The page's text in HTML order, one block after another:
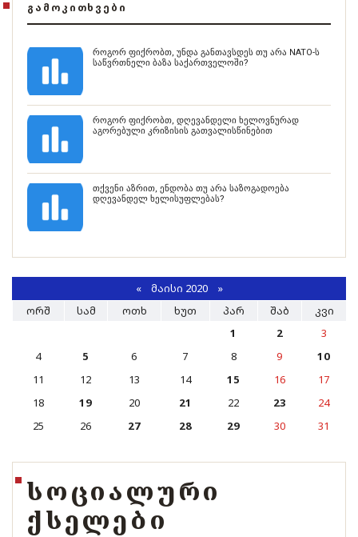
ᲒᲐᲛᲝᲙᲘᲗᲮᲕᲔᲑᲘ
როგორ ფიქრობთ, უნდა განთავსდეს თუ არა NATO-ს
საწვრთნელი ბაზა საქართველოში?
როგორ ფიქრობთ, დღევანდელი ხელოვნურად
აგორებული კრიზისის გათვალისწინებით
თქვენი აზრით, ენდობა თუ არა საზოგადოება
დღევანდელ ხელისუფლებას?
«ᲛᲐᲘᲡᲘ 2020 »
ᲝᲠᲨ
ᲡᲐᲛ ᲝᲗᲮ ᲮᲣᲗ ᲞᲐᲠ ᲨᲐᲑ
ᲙᲕᲘ
1
2
3
4
5 6 7 8 9
10
11
12 13 14 15 16
17
18
19 20 21 22 23
24
25
26 27 28 29 30 31
ᲡᲝᲪᲘᲐᲚᲣᲠᲘ
ᲥᲡᲔᲚᲔᲑᲘ